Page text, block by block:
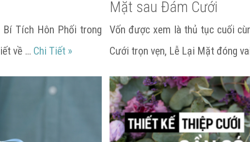
Tích Hôn Phối trong
về … Chi Tiết Những điều cần lưu ý khi tổ chức Lễ Cưới
»
Mặt sau Đám Cưới
Vốn được xem là thủ tục cuối
Cưới trọn vẹn, Lễ Lại Mặt đóng